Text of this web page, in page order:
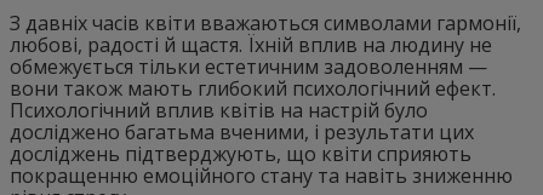
З давніх часів квіти вважаються символами гармонії,
любові, радості й щастя. Їхній вплив на людину не
обмежується тільки естетичним задоволенням —
вони також мають глибокий психологічний ефект.
Психологічний вплив квітів на настрій було
досліджено багатьма вченими, і результати цих
досліджень підтверджують, що квіти сприяють
покращенню емоційного стану та навіть зниженню